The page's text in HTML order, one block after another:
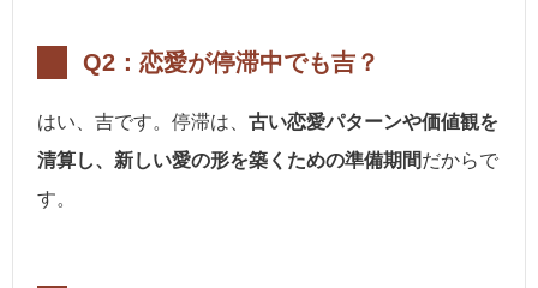
Q2：恋愛が停滞中でも吉？
はい、吉です。停滞は、 古い恋愛パターンや価値観を
清算し、新しい愛の形を築くための準備期間だからで
す。